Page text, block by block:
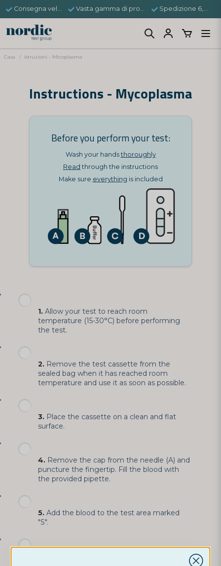
Consegna veloce Vasta gamma di prodotti Spedizione 6,95 €
Casa Istruzioni - Micoplasma
Instructions - Mycoplasma
Before you perform your test:
Wash your hands thoroughly
Read through the instructions
Make sure everything is included
1. Allow your test to reach room
temperature (15-30°C) before performing
the test.
2. Remove the test cassette from the
sealed bag when it has reached room
temperature and use it as soon as possible.
3. Place the cassette on a clean and flat
surface.
4. Remove the cap from the needle (A) and
puncture the fingertip. Fill the blood with
the provided pipette.
5. Add the blood to the test area marked
"S".